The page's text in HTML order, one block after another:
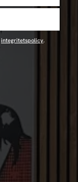
integritetspolicy.